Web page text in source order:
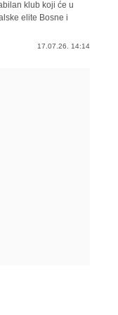
klub koji će u
elite Bosne i
17.07.26. 14:14